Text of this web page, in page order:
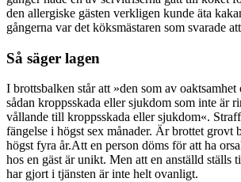
den allergiske gästen verkligen kunde äta
gångerna var det köksmästaren som svarade
Så säger lagen
I brottsbalken står att »den som av oaktsamhet
sådan kroppsskada eller sjukdom som inte är
vållande till kroppsskada eller sjukdom«.
fängelse i högst sex månader. Är brottet grovt
högst fyra år.Att en person döms för att ha
hos en gäst är unikt. Men att en anställd ställs
har gjort i tjänsten är inte helt ovanligt.